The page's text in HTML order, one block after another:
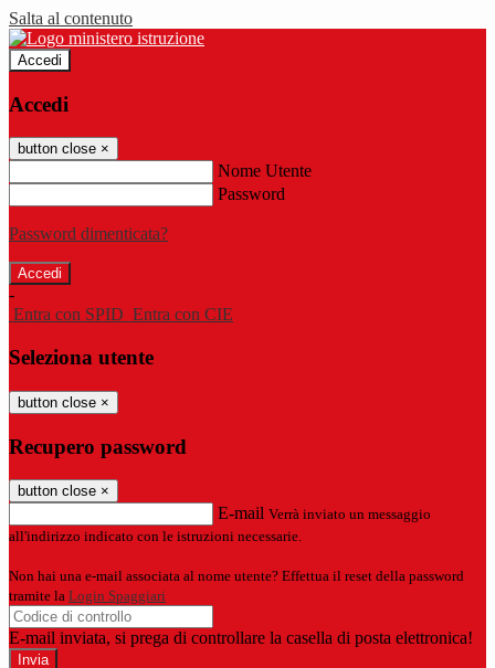
Salta al contenuto
Accedi
Accedi
button close ×
Nome Utente
Password
Password dimenticata?
-
Entra con SPID Entra con CIE
Seleziona utente
button close ×
Recupero password
button close ×
E-mail Verrà inviato un messaggio
all'indirizzo indicato con le istruzioni necessarie.
Non hai una e-mail associata al nome utente? Effettua il reset della password
tramite la Login Spaggiari
E-mail inviata, si prega di controllare la casella di posta elettronica!